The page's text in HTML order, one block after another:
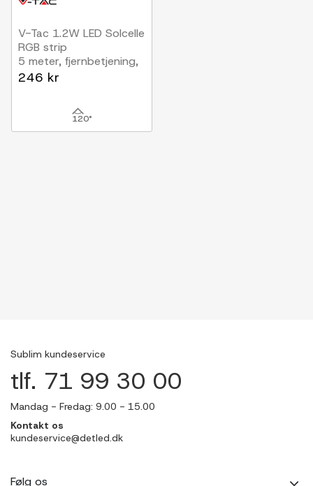
V-Tac 1.2W LED Solcelle
RGB strip
5 meter, fjernbetjening,
IP67
246 kr
120°
Sublim kundeservice
tlf. 71 99 30 00
Mandag - Fredag: 9.00 - 15.00
Kontakt os
kundeservice@detled.dk
Følg os